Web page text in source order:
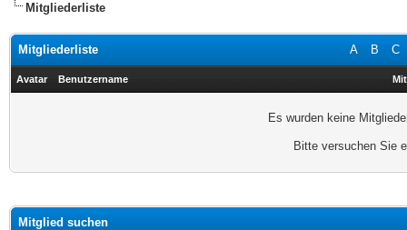
Mitgliederliste
A B C
Mitgliederliste
Avatar Benutzername
Es wurden keine
Bitte versuchen Sie
Mitglied suchen